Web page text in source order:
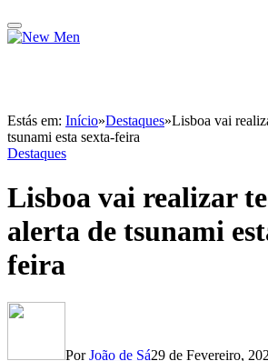
Estás em: Início»Destaques»Lisboa vai
tsunami esta sexta-feira
Destaques
Lisboa vai realizar
alerta de tsunami
feira
Por João de Sá29 de Fevereiro,